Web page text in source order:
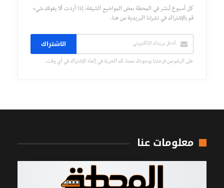
كل أسبوع تُنشر في المحطة بعض المواضيع الشيقة، إذا أردت ألا يفوتك شيء
قم بالإشتراك في نشرتنا البريدية من هنا.
الاشتراك
على الرغم من فرحتنا بوجودك معنا، لك الحرية في إلغاء الإشتراك في أي وقت.
معلومات عنا